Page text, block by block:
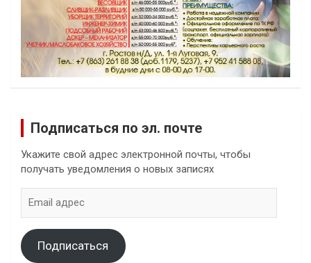
Подписаться по эл. почте
Укажите свой адрес электронной почты, чтобы
получать уведомления о новых записях
адрес
Подписаться